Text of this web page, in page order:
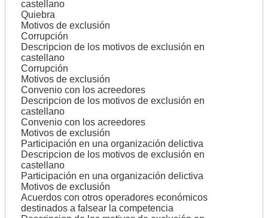
castellano
Quiebra
Motivos de exclusión
Corrupción
Descripcion de los motivos de exclusión en
castellano
Corrupción
Motivos de exclusión
Convenio con los acreedores
Descripcion de los motivos de exclusión en
castellano
Convenio con los acreedores
Motivos de exclusión
Participación en una organización delictiva
Descripcion de los motivos de exclusión en
castellano
Participación en una organización delictiva
Motivos de exclusión
Acuerdos con otros operadores económicos
destinados a falsear la competencia